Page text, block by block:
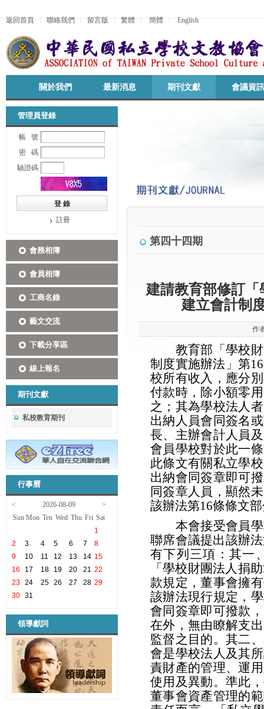
返回首頁 聯絡我們 留言版 繁體 簡體 English
關於我們 最新消息 期刊文獻 會議資訊
管理員登錄
帳 號
密 碼
驗證碼
註冊
會務相簿
會員相簿
工商名錄
藝文交流
下載分享區
線上報名
期刊文獻
私校教育期刊
行事曆
< 2026-08-09
>
Sun Mon Ten Wed Thu Fri Sat
1
2
3 4 5 6 7
8
9
10 11 12 13 14 15
16
17 18 19 20 21 22
23 24 25 26 27 28 29
30 31
領導獻詞
第四十四期
建請教育部修訂
建立會計制
作
教育部「學校財
制度實施辦法」第
校所有收入，應分
付款時，除小額零
之；其為學校法人
出納人員會同簽名
長、主辦會計人員
會員學校對於此一
此條文有關私立學
出納會同簽章即可
同簽章人員，顯然
該辦法第16條條文
本會接受會員學
聯席會議提出該辦
有下列三項：其一
「學校財團法人捐
款規定，董事會擁
該辦法現行規定，
會同簽章即可撥款
在外，無由瞭解支
監督之目的。其二
會是學校法人及其
責財產的管理、運
使用及異動。準此
董事會資產管理的